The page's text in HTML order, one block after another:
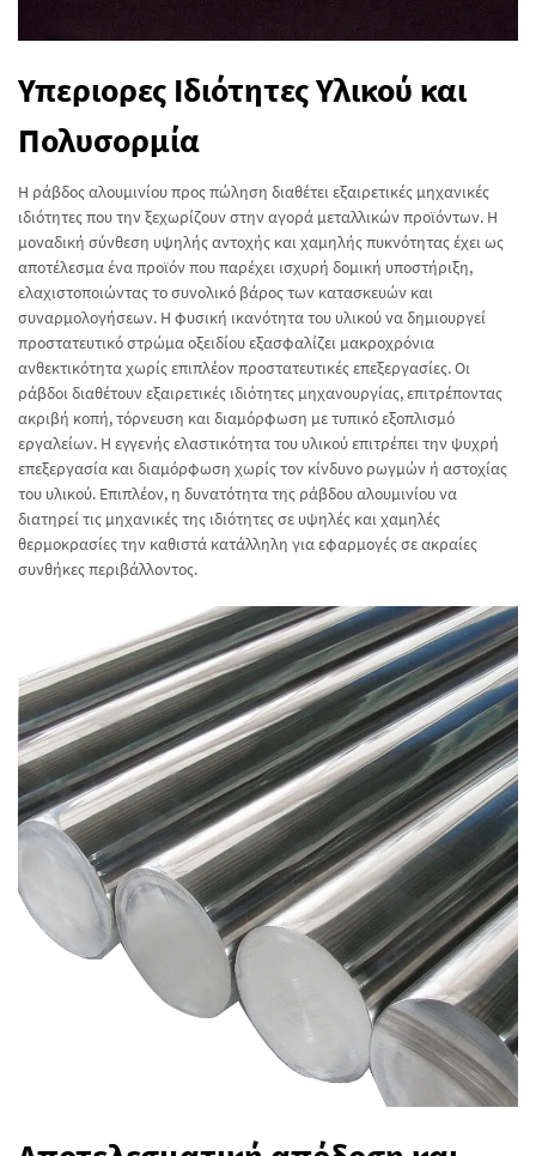
Υπεριορες Ιδιότητες Υλικού και
Πολυσορμία
Η ράβδος αλουμινίου προς πώληση διαθέτει εξαιρετικές μηχανικές
ιδιότητες που την ξεχωρίζουν στην αγορά μεταλλικών προϊόντων. Η
μοναδική σύνθεση υψηλής αντοχής και χαμηλής πυκνότητας έχει ως
αποτέλεσμα ένα προϊόν που παρέχει ισχυρή δομική υποστήριξη,
ελαχιστοποιώντας το συνολικό βάρος των κατασκευών και
συναρμολογήσεων. Η φυσική ικανότητα του υλικού να δημιουργεί
προστατευτικό στρώμα οξειδίου εξασφαλίζει μακροχρόνια
ανθεκτικότητα χωρίς επιπλέον προστατευτικές επεξεργασίες. Οι
ράβδοι διαθέτουν εξαιρετικές ιδιότητες μηχανουργίας, επιτρέποντας
ακριβή κοπή, τόρνευση και διαμόρφωση με τυπικό εξοπλισμό
εργαλείων. Η εγγενής ελαστικότητα του υλικού επιτρέπει την ψυχρή
επεξεργασία και διαμόρφωση χωρίς τον κίνδυνο ρωγμών ή αστοχίας
του υλικού. Επιπλέον, η δυνατότητα της ράβδου αλουμινίου να
διατηρεί τις μηχανικές της ιδιότητες σε υψηλές και χαμηλές
θερμοκρασίες την καθιστά κατάλληλη για εφαρμογές σε ακραίες
συνθήκες περιβάλλοντος.